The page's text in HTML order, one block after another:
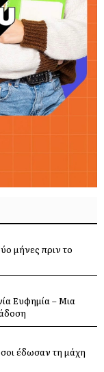
μήνες πριν το
Ευφημία – Μια
έδωσαν τη μάχη